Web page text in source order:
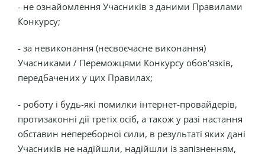
- не ознайомлення Учасників з даними Правилами
Конкурсу;
- за невиконання (несвоєчасне виконання)
Учасниками / Переможцями Конкурсу обов'язків,
передбачених у цих Правилах;
- роботу і будь-які помилки інтернет-провайдерів,
протизаконні дії третіх осіб, а також у разі настання
обставин непереборної сили, в результаті яких дані
Учасників не надійшли, надійшли із запізненням,